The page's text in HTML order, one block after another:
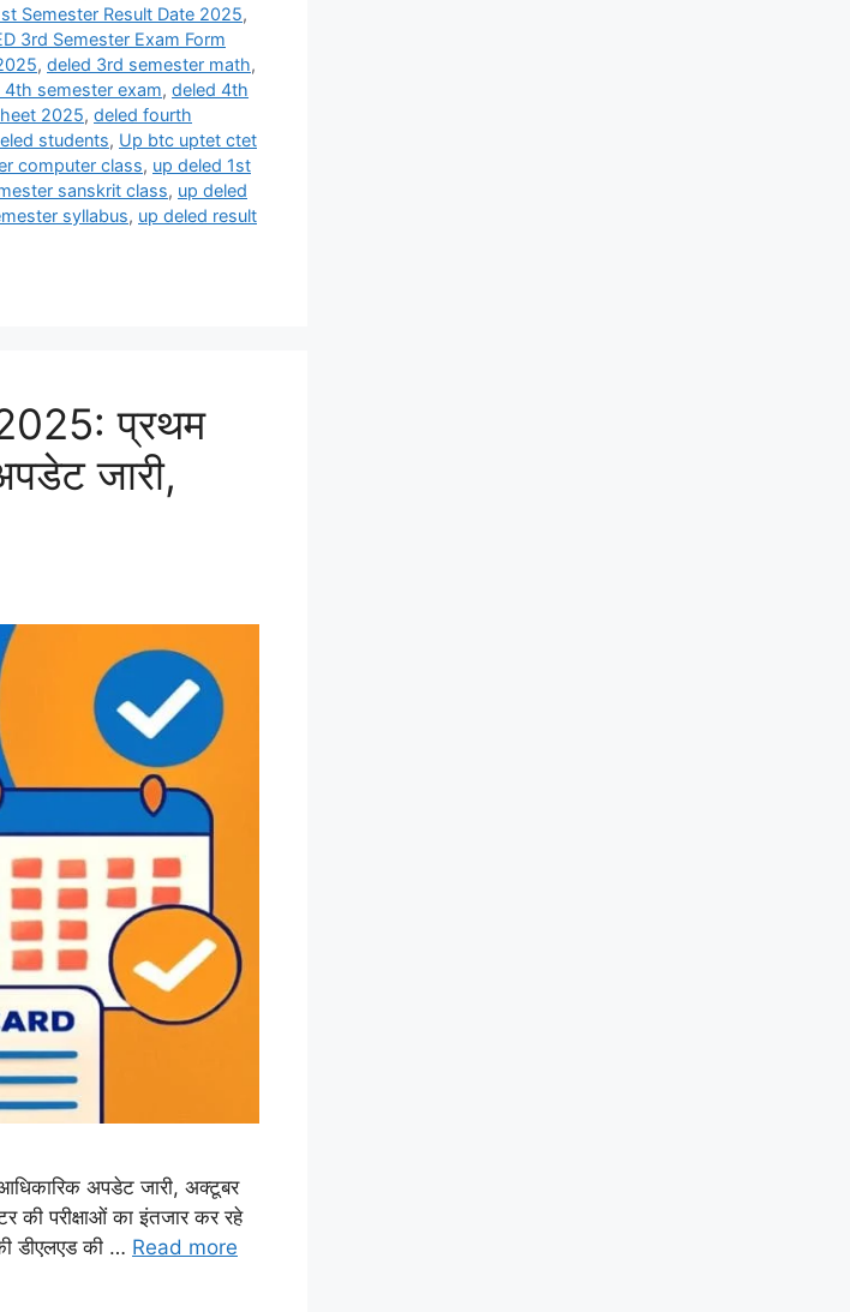
Semester Result Date 2025,
3rd Semester Exam Form
, deled 3rd semester math,
4th semester exam, deled 4th
2025, deled fourth
students, Up btc uptet ctet
computer class, up deled 1st
sanskrit class, up deled
syllabus, up deled result
प्रथम
जारी,
अपडेट जारी, अक्टूबर
की परीक्षाओं का इंतजार कर रहे
डीएलएड की … Read more